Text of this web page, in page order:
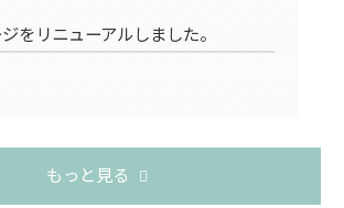
をリニューアルしました。
もっと見る